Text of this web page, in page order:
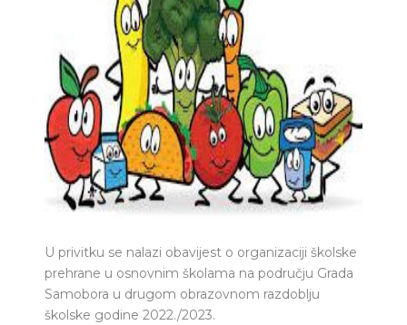
U privitku se nalazi obavijest o organizaciji školske
prehrane u osnovnim školama na području Grada
Samobora u drugom obrazovnom razdoblju
školske godine 2022./2023.